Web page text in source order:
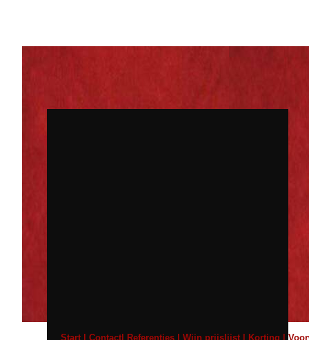
Start| Contact| Referenties| Wijn prijslijst| Korting